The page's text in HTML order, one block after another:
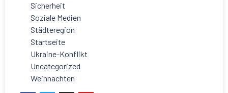
Sicherheit
Soziale Medien
Städteregion
Startseite
Ukraine-Konflikt
Uncategorized
Weihnachten